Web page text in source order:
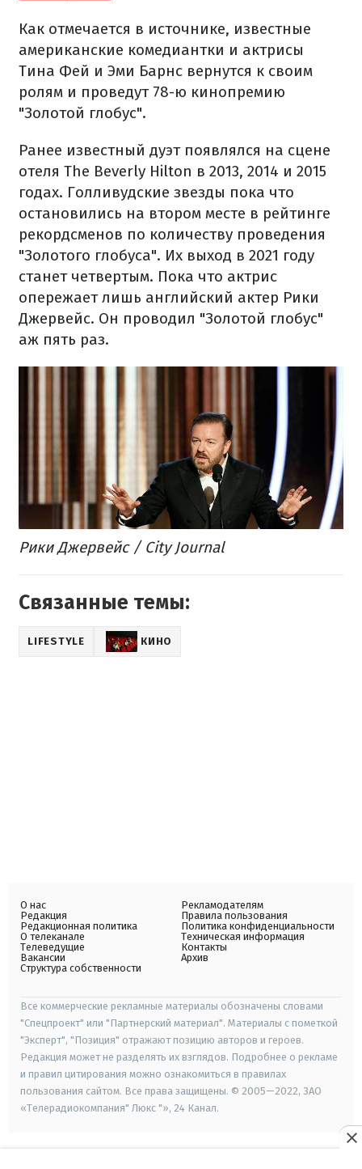
Как отмечается в источнике, известные
американские комедиантки и актрисы
Тина Фей и Эми Барнс вернутся к своим
ролям и проведут 78-ю кинопремию
"Золотой глобус".
Ранее известный дуэт появлялся на сцене
отеля The Beverly Hilton в 2013, 2014 и 2015
годах. Голливудские звезды пока что
остановились на втором месте в рейтинге
рекордсменов по количеству проведения
"Золотого глобуса". Их выход в 2021 году
станет четвертым. Пока что актрис
опережает лишь английский актер Рики
Джервейс. Он проводил "Золотой глобус"
аж пять раз.
Рики Джервейс / Сity Journal
Связанные темы:
LIFESTYLE КИНО
О нас
Редакция
Редакционная политика
О телеканале
Телеведущие
Вакансии
Структура собственности
Рекламодателям
Правила пользования
Политика конфиденциальности
Техническая информация
Контакты
Архив
Все коммерческие рекламные материалы обозначены словами
"Спецпроект" или "Партнерский материал". Материалы с пометкой
"Эксперт", "Позиция" отражают позицию авторов и героев.
Редакция может не разделять их взглядов. Подробнее о рекламе
и правил цитирования можно ознакомиться в правилах
пользования сайтом. Все права защищены. © 2005—2022, ЗАО
«Телерадиокомпания" Люкс "», 24 Канал.